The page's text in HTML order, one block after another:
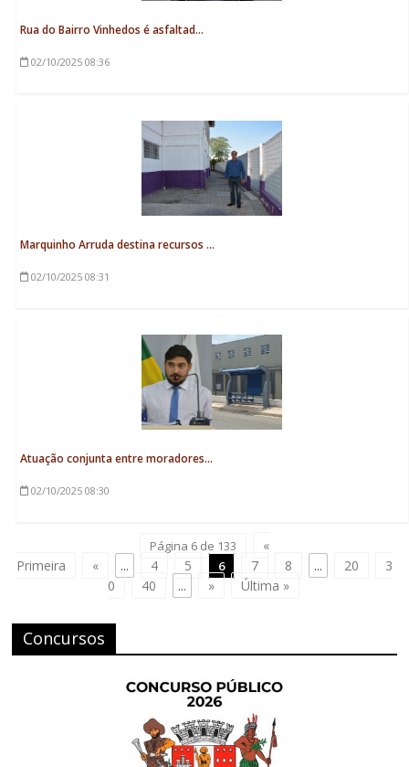
Rua do Bairro Vinhedos é asfaltad...
02/10/2025 08:36
Marquinho Arruda destina recursos ...
02/10/2025 08:31
Atuação conjunta entre moradores...
02/10/2025 08:30
Página 6 de 133
«
Primeira
« ... 4 5 6 7 8 ... 20
3
0
40 ... » Última »
Concursos